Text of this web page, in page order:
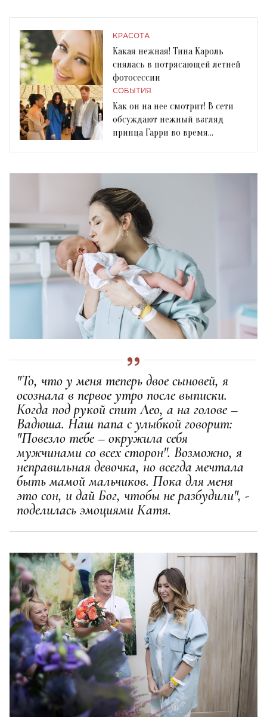
КРАСОТА
Какая нежная! Тина Кароль
снялась в потрясающей летней
фотосессии
СОБЫТИЯ
Как он на нее смотрит! В сети
обсуждают нежный взгляд
принца Гарри во время
"То, что у меня теперь двое сыновей, я
осознала в первое утро после выписки.
Когда под рукой спит Лео, а на голове –
Вадюша. Наш папа с улыбкой говорит:
"Повезло тебе – окружила себя
мужчинами со всех сторон". Возможно, я
неправильная девочка, но всегда мечтала
быть мамой мальчиков. Пока для меня
это сон, и дай Бог, чтобы не разбудили", -
поделилась эмоциями Катя.